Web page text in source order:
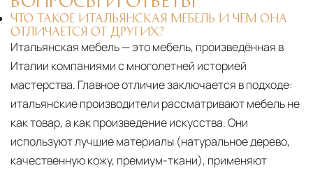
ЧТО ТАКОЕ ИТАЛЬЯНСКАЯ МЕБЕЛЬ И ЧЕМ ОНА
ОТЛИЧАЕТСЯ ОТ ДРУГИХ?
Итальянская мебель — это мебель, произведённая в
Италии компаниями с многолетней историей
мастерства. Главное отличие заключается в подходе:
итальянские производители рассматривают мебель не
как товар, а как произведение искусства. Они
используют лучшие материалы (натуральное дерево,
качественную кожу, премиум-ткани), применяют